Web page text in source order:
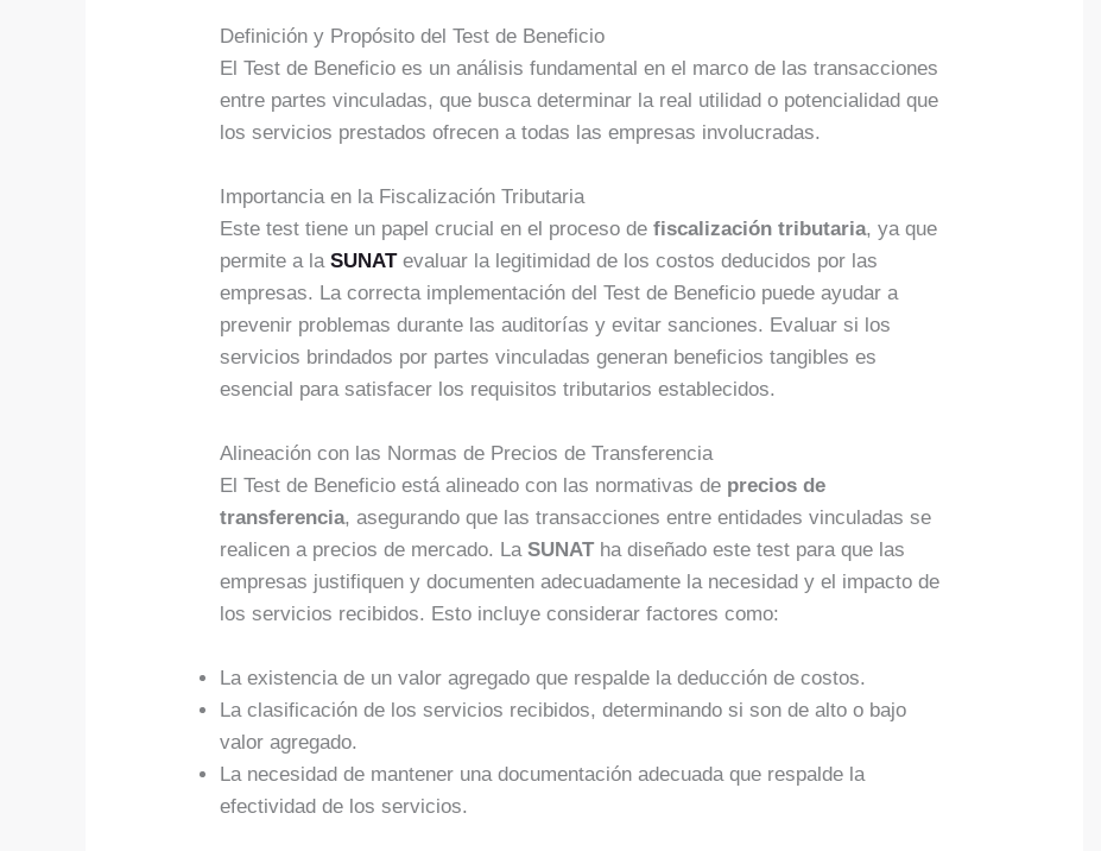
Definición y Propósito del Test de Beneficio
El Test de Beneficio es un análisis fundamental en el marco de las transacciones
entre partes vinculadas, que busca determinar la real utilidad o potencialidad que
los servicios prestados ofrecen a todas las empresas involucradas.
Importancia en la Fiscalización Tributaria
Este test tiene un papel crucial en el proceso defiscalización tributaria, ya que
permite a laSUNATevaluar la legitimidad de los costos deducidos por las
empresas. La correcta implementación del Test de Beneficio puede ayudar a
prevenir problemas durante las auditorías y evitar sanciones. Evaluar si los
servicios brindados por partes vinculadas generan beneficios tangibles es
esencial para satisfacer los requisitos tributarios establecidos.
Alineación con las Normas de Precios de Transferencia
El Test de Beneficio está alineado con las normativas de precios de
transferencia, asegurando que las transacciones entre entidades vinculadas se
realicen a precios de mercado. LaSUNATha diseñado este test para que las
empresas justifiquen y documenten adecuadamente la necesidad y el impacto de
los servicios recibidos. Esto incluye considerar factores como:
La existencia de un valor agregado que respalde la deducción de costos.
La clasificación de los servicios recibidos, determinando si son de alto o bajo
valor agregado.
La necesidad de mantener una documentación adecuada que respalde la
efectividad de los servicios.